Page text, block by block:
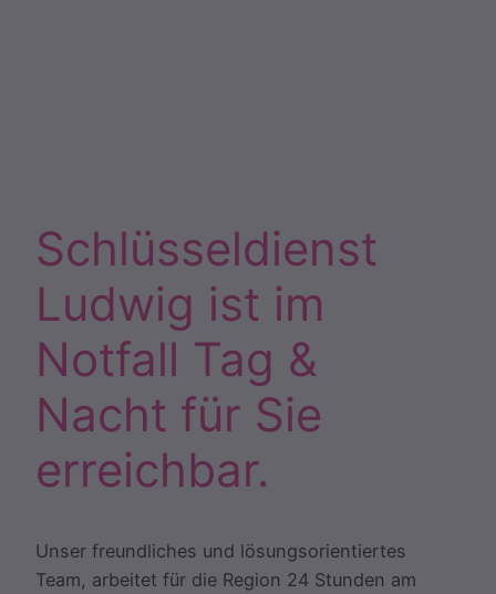
Schlüsseldienst
Ludwig ist im
Notfall Tag &
Nacht für Sie
erreichbar.
Unser freundliches und lösungsorientiertes
Team, arbeitet für die Region 24 Stunden am